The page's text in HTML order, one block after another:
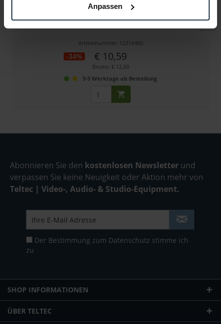
Anpassen
Akustikschlauch mit Kordelüberzug für z.B. FilmPro...
Artikelnummer: 12316460
-34% € 10,59
Brutto: € 12,60
3-5 Werktage ab Bestellung
Abonnieren Sie den kostenlosen Newsletter und
verpassen Sie keine Neuigkeit oder Aktion mehr von
Teltec | Video-, Audio- & Studio-Equipment.
Der Bestimmung zum Datenschutz stimme ich
zu
SHOP INFORMATIONEN
ÜBER TELTEC